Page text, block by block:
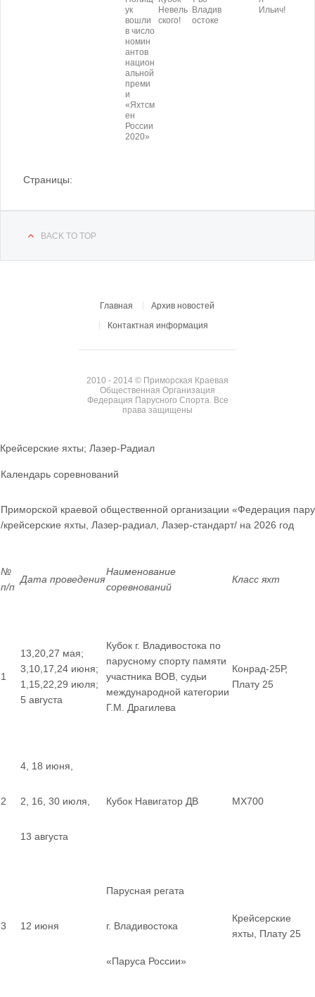
ук
вошли
в число
номин
антов
национ
альной
преми
и
«Яхтсм
ен
России
2020»
Невель
ского!
Владив
остоке
Ильич!
Страницы:
BACK TO TOP
Главная
Архив новостей
Контактная информация
2010 - 2014 © Приморская Краевая
Общественная Организация
Федерация Парусного Спорта. Все
права защищены
Крейсерские яхты; Лазер-Радиал
Календарь соревнований
Приморской краевой общественной организации «Федерация
/крейсерские яхты, Лазер-радиал, Лазер-стандарт/ на 2026 год
№
п/п
Дата проведения
Наименование
соревнований
Класс яхт
1
13,20,27 мая;
3,10,17,24 июня;
1,15,22,29 июля;
5 августа
Кубок г. Владивостока по
парусному спорту памяти
участника ВОВ, судьи
международной категории
Г.М. Драгилева
Конрад-25Р,
Плату 25
2
4, 18 июня,
2, 16, 30 июля,
13 августа
Кубок Навигатор ДВ MX700
3 12 июня
Парусная регата
г. Владивостока
«Паруса России»
Крейсерские
яхты, Плату 25